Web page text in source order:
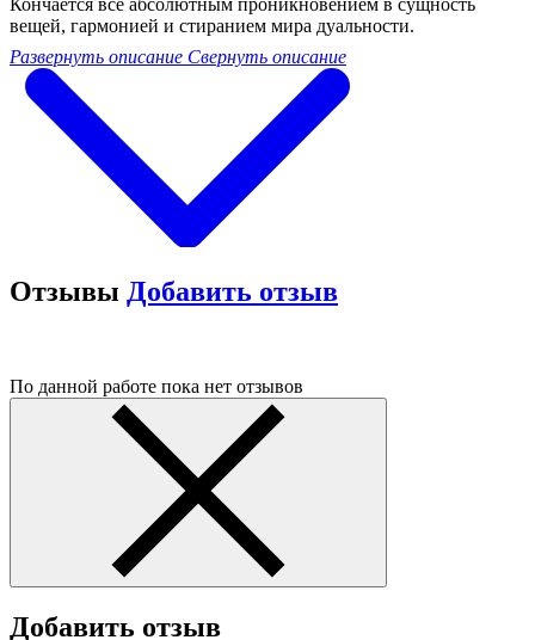
вещей, гармонией и стиранием мира дуальности.
Развернуть описание Свернуть описание
Отзывы Добавить отзыв
По данной работе пока нет отзывов
Добавить отзыв